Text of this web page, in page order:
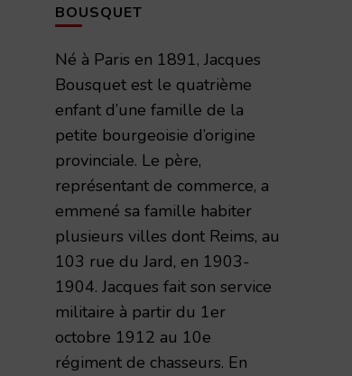
BOUSQUET
Né à Paris en 1891, Jacques
Bousquet est le quatrième
enfant d’une famille de la
petite bourgeoisie d’origine
provinciale. Le père,
représentant de commerce, a
emmené sa famille habiter
plusieurs villes dont Reims, au
103 rue du Jard, en 1903-
1904. Jacques fait son service
militaire à partir du 1er
octobre 1912 au 10e
régiment de chasseurs. En